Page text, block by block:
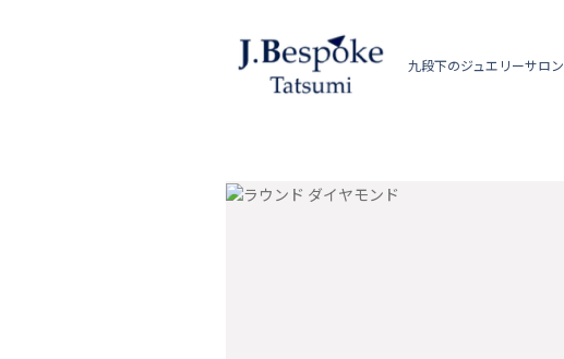
九段下のジュエリーサロン